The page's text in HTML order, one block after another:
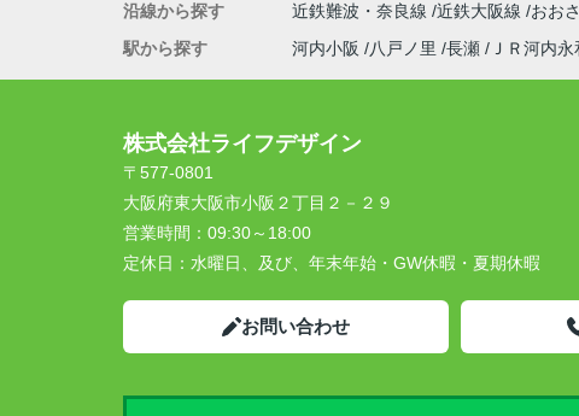
沿線から探す
近鉄難波・奈良線 近鉄大阪線 おお
駅から探す
河内小阪 八戸ノ里 長瀬 ＪＲ河内永
株式会社ライフデザイン
〒577-0801
大阪府東大阪市小阪２丁目２－２９
営業時間： 09:30～18:00
定休日： 水曜日、及び、年末年始・GW休暇・夏期休暇
お問い合わせ